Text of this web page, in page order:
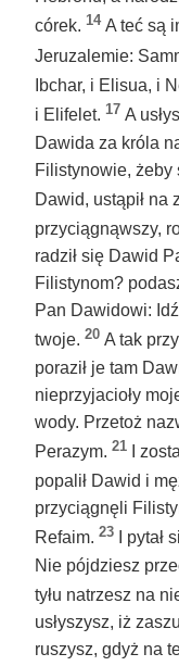
córek. 14 A teć są
Jeruzalemie:
Ibchar, i Elisua, i
i Elifelet. 17 A
Dawida za króla
Filistynowie, żeby
Dawid, ustąpił na
przyciągnąwszy,
radził się Dawid
Filistynom?
Pan Dawidowi:
twoje. 20 A tak
poraził je tam
nieprzyjacioły
wody. Przetoż
Perazym. 21
I
popalił Dawid i
przyciągnęli
Refaim. 23
I
Nie pójdziesz
tyłu natrzesz na
usłyszysz, iż
ruszysz, gdyż na